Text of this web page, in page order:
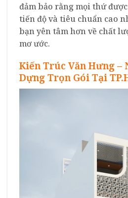
đảm bảo rằng mọi thứ
tiến độ và tiêu chuẩn cao
bạn yên tâm hơn về chất
mơ ước.
Kiến Trúc Văn Hưng –
Dựng Trọn Gói Tại